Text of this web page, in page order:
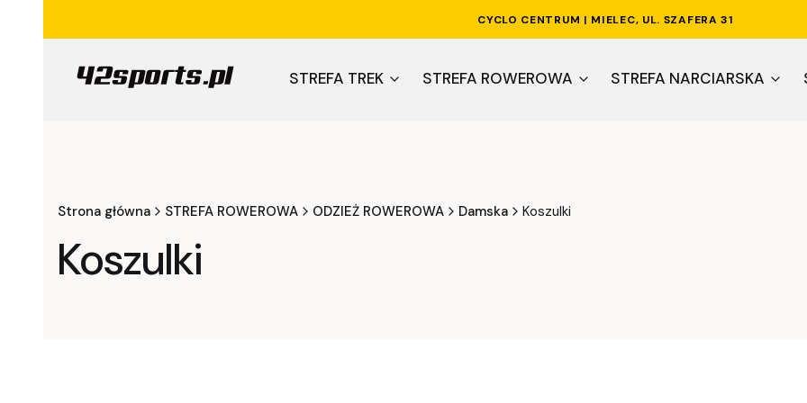
CYCLO CENTRUM | MIELEC, UL. SZAFERA 31
STREFA TREK STREFA ROWEROWA STREFA NARCIARSKA
Strona główna STREFA ROWEROWA ODZIEŻ ROWEROWA Damska Koszulki
Koszulki